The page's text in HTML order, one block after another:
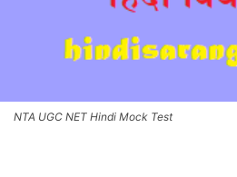
NTA UGC NET Hindi Mock Test